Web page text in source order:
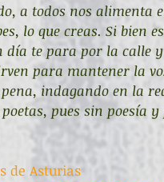
a todos nos alimenta
lo que creas. Si bien
día te para por la calle
para mantener la
indagando en la
pues sin poesía
de Asturias